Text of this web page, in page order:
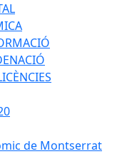
de Montserrat